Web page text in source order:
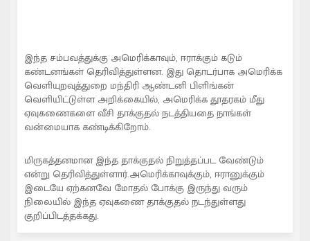
இந்த சம்பவத்துக்கு அமெரிக்காவும், ஈராக்கும் கடும்
கண்டனங்கள் தெரிவித்துள்ளன. இது தொடர்பாக அமெரிக்க
வெளியுறவுத்துறை மந்திரி ஆண்டனி பிளிங்கன்
வெளியிட்டுள்ள அறிக்கையில், அமெரிக்க தூதரகம் மீது
ஏவுகணைகளை வீசி தாக்குதல் நடத்தியதை நாங்கள்
வன்மையாக கண்டிக்கிறோம்.
மிருகத்தனமான இந்த தாக்குதல் நிறுத்தப்பட வேண்டும்
என்று தெரிவித்துள்ளார்.அமெரிக்காவுக்கும், ஈரானுக்கும்
இடையே ஏற்கனவே மோதல் போக்கு இருந்து வரும்
நிலையில் இந்த ஏவுகணை தாக்குதல் நடந்துள்ளது
குறிப்பிடத்தக்கது.